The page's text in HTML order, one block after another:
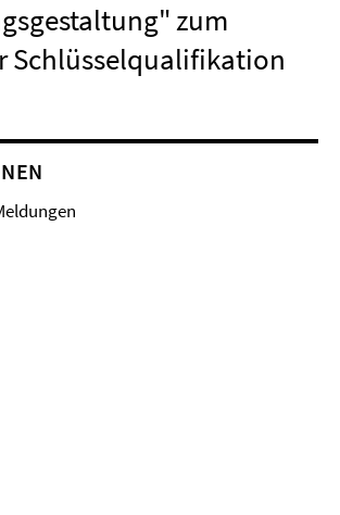
zum
Schlüsselqualifikation